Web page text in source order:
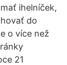
ihelníček,
do
o více než
21